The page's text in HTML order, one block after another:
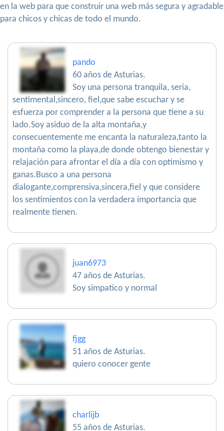
en la web para que construir una web más segura y agradable
para chicos y chicas de todo el mundo.
pando
60 años de Asturias.
Soy una persona tranquila, seria,
sentimental,sincero, fiel,que sabe escuchar y se
esfuerza por comprender a la persona que tiene a su
lado.Soy asiduo de la alta montaña,y
consecuentemente me encanta la naturaleza,tanto la
montaña como la playa,de donde obtengo bienestar y
relajación para afrontar el día a día con optimismo y
ganas.Busco a una persona
dialogante,comprensiva,sincera,fiel y que considere
los sentimientos con la verdadera importancia que
realmente tienen.
juan6973
47 años de Asturias.
Soy simpatico y normal
fjgg
51 años de Asturias.
quiero conocer gente
charlijb
55 años de Asturias.